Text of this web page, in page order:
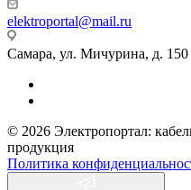
elektroportal@mail.ru
Самара, ул. Мичурина, д. 150
© 2026 Электропортал:
продукция
Политика